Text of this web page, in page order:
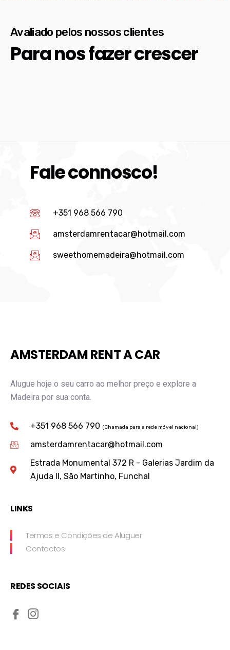
Avaliado pelos nossos clientes
Para nos fazer crescer
Fale connosco!
+351 968 566 790
amsterdamrentacar@hotmail.com
sweethomemadeira@hotmail.com
AMSTERDAM RENT A CAR
Alugue hoje o seu carro ao melhor preço e explore a
Madeira por sua conta.
+351 968 566 790 (Chamada para a rede móvel nacional)
amsterdamrentacar@hotmail.com
Estrada Monumental 372 R - Galerias Jardim da
Ajuda II, São Martinho, Funchal
LINKS
Termos e Condições de Aluguer
Contactos
REDES SOCIAIS